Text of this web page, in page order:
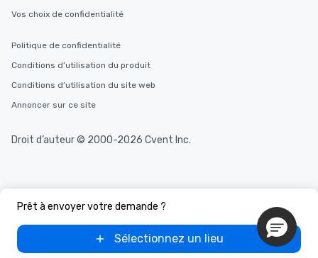
Prêt à envoyer votre demande ?
Sélectionnez un lieu
Vos choix de confidentialité
Politique de confidentialité
Conditions d’utilisation du produit
Conditions d’utilisation du site web
Annoncer sur ce site
Droit d’auteur © 2000-2026 Cvent Inc.